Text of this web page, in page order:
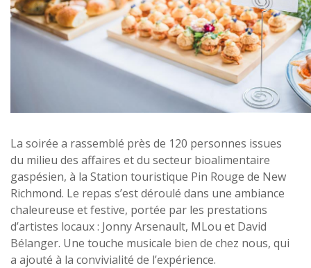
La soirée a rassemblé près de 120 personnes issues
du milieu des affaires et du secteur bioalimentaire
gaspésien, à la Station touristique Pin Rouge de New
Richmond. Le repas s’est déroulé dans une ambiance
chaleureuse et festive, portée par les prestations
d’artistes locaux : Jonny Arsenault, MLou et David
Bélanger. Une touche musicale bien de chez nous, qui
a ajouté à la convivialité de l’expérience.